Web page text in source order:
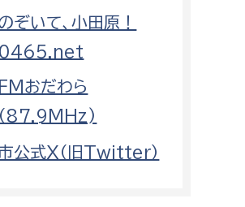
防総務課
防課
防計画課
急課
報司令課
ぞいて、小田原！
0465.net
FMおだわら
（87.9MHz)
公式X（旧Twitter）